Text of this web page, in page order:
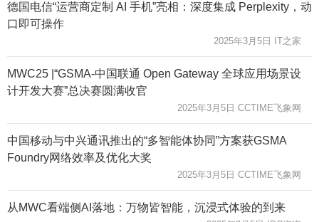
德国电信“运营商定制 AI 手机”亮相：深度集成 Perplexity，动
口即可操作
2025年3月5日 IT之家
MWC25 |“GSMA-中国联通 Open Gateway 全球应用场景设
计开发大赛”总决赛圆满收官
2025年3月5日 CCTIME飞象网
中国移动与中兴通讯推出的“多智能体协同”方案获GSMA
Foundry网络效率及优化大奖
2025年3月5日 CCTIME飞象网
从MWC看端侧AI落地：万物皆智能，沉浸式体验的到来